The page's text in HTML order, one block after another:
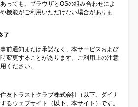
っても、ブラウザとOSの組み合わせによ
機能がご利用いただけない場合がありま
了
前通知または承諾なく、本サービスおよび
変更することがあります。ご利用上の注意
ください。
友トラストクラブ株式会社（以下、ダイナ
るウェブサイト（以下、本サイト）です。